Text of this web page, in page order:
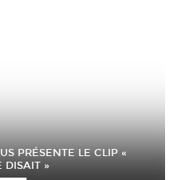
PRÉSENTE LE CLIP «
DISAIT »